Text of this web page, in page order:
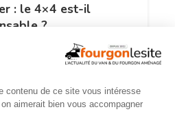
: le 4×4 est-il
?